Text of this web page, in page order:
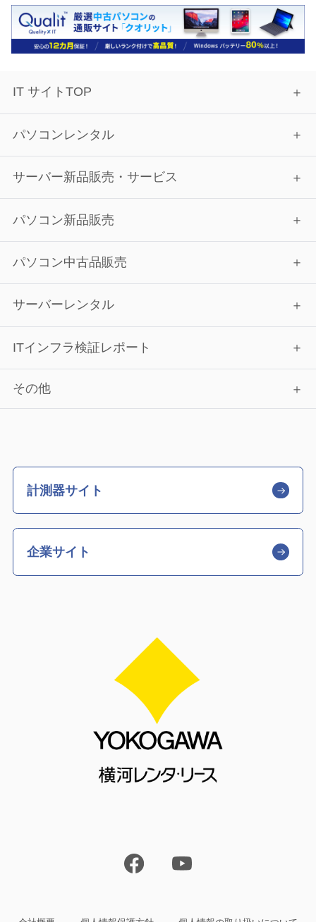
IT サイトTOP
パソコンレンタル
サーバー新品販売・サービス
パソコン新品販売
パソコン中古品販売
サーバーレンタル
ITインフラ検証レポート
その他
計測器サイト
企業サイト